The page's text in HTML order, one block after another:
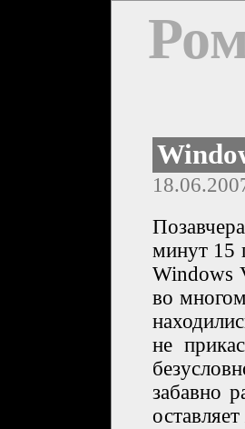
минут 15
Windows
во
не
забавно